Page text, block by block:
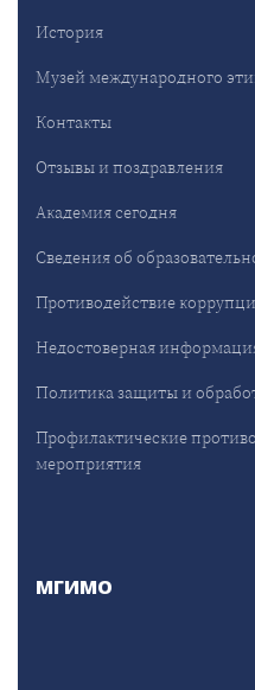
История
Музей международного
Контакты
Отзывы и поздравления
Академия сегодня
Сведения об
Противодействие
Недостоверная
Политика защиты и
Профилактические
мероприятия
МГИМО